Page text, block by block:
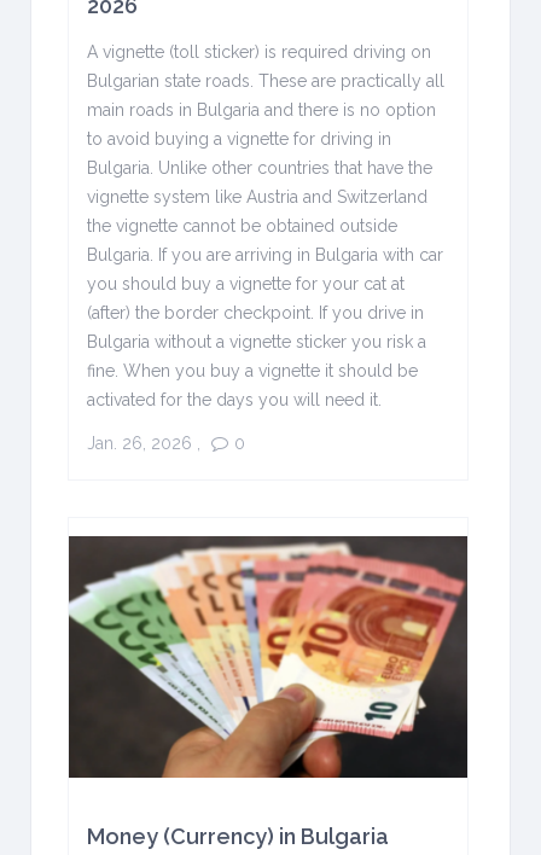
2026
A vignette (toll sticker) is required driving on
Bulgarian state roads. These are practically all
main roads in Bulgaria and there is no option
to avoid buying a vignette for driving in
Bulgaria. Unlike other countries that have the
vignette system like Austria and Switzerland
the vignette cannot be obtained outside
Bulgaria. If you are arriving in Bulgaria with car
you should buy a vignette for your cat at
(after) the border checkpoint. If you drive in
Bulgaria without a vignette sticker you risk a
fine. When you buy a vignette it should be
activated for the days you will need it.
Jan. 26, 2026 , 0
Money (Currency) in Bulgaria